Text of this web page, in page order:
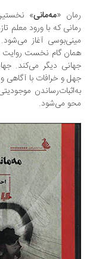
«مه‌مانی» نخستین
که با ورود معلم
آغاز می‌شود.
گام نخست روایت قصد
دیگر می‌كند. جهانی
و خرافات با آگاهی و
موجودیتی که
می‌شود.